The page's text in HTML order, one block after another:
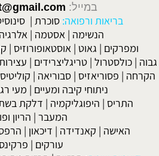
במייל:
בריאות ורפואה: סוכרת |
הנשימה |אסטמה |אלרגיה
ומפרקים | גאוט | אוסטאופורוזיס |
גבוה |כולסטרול |טריגליצרידים |
הקרחה | פסוריאזיס |סבוריאה |
ניתוחי קיבה ומעיים | מעי
התריס | היפוגליקמיה | דלקת
המעבר | הריון
האישה | קאנדידה | דיכאון |
עורקים |